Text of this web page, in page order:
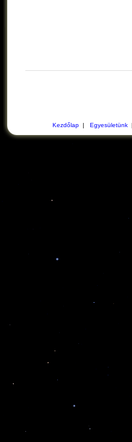
Kezdőlap| Egyesületünk